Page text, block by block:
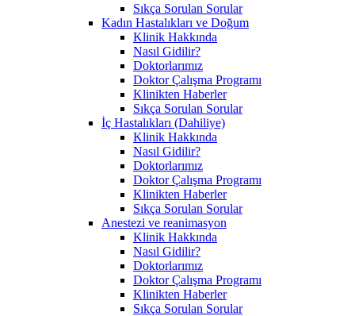
Sıkça Sorulan Sorular
Kadın Hastalıkları ve Doğum
Klinik Hakkında
Nasıl Gidilir?
Doktorlarımız
Doktor Çalışma Programı
Klinikten Haberler
Sıkça Sorulan Sorular
İç Hastalıkları (Dahiliye)
Klinik Hakkında
Nasıl Gidilir?
Doktorlarımız
Doktor Çalışma Programı
Klinikten Haberler
Sıkça Sorulan Sorular
Anestezi ve reanimasyon
Klinik Hakkında
Nasıl Gidilir?
Doktorlarımız
Doktor Çalışma Programı
Klinikten Haberler
Sıkça Sorulan Sorular